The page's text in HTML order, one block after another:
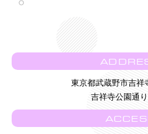
東京都武蔵野市吉祥
吉祥寺公園通